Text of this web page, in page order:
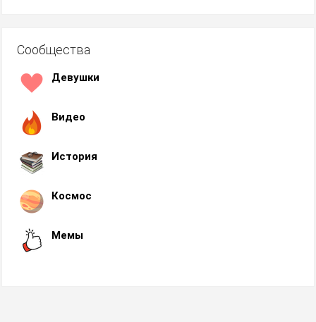
Сообщества
Девушки
Видео
История
Космос
Мемы